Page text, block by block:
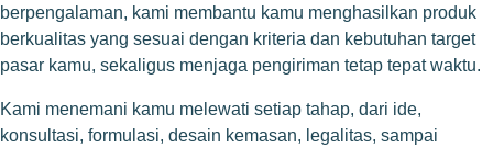
berpengalaman, kami membantu kamu menghasilkan produk
berkualitas yang sesuai dengan kriteria dan kebutuhan target
pasar kamu, sekaligus menjaga pengiriman tetap tepat waktu.
Kami menemani kamu melewati setiap tahap, dari ide,
konsultasi, formulasi, desain kemasan, legalitas, sampai